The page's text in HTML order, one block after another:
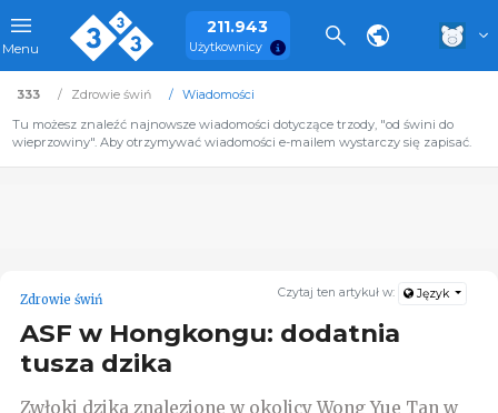
Menu
211.943
Użytkownicy
333 Zdrowie świń
Wiadomości
Tu możesz znaleźć najnowsze wiadomości dotyczące trzody, "od świni do
wieprzowiny". Aby otrzymywać wiadomości e-mailem wystarczy się zapisać.
Czytaj ten artykuł w: Język
Zdrowie świń
ASF w Hongkongu: dodatnia
tusza dzika
Zwłoki dzika znalezione w okolicy Wong Yue Tan w